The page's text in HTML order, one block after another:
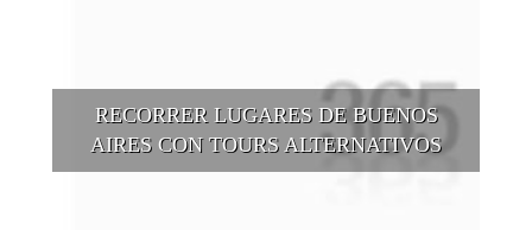
RECORRER LUGARES DE BUENOS
AIRES CON TOURS ALTERNATIVOS